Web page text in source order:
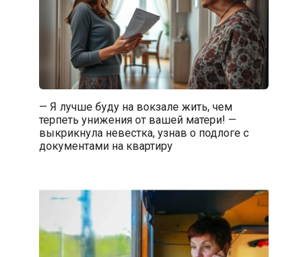
— Я лучше буду на вокзале жить, чем
терпеть унижения от вашей матери! —
выкрикнула невестка, узнав о подлоге с
документами на квартиру